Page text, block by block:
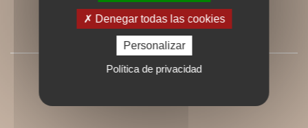
PRESSE
Denegar todas las cookies
Personalizar
Política de privacidad